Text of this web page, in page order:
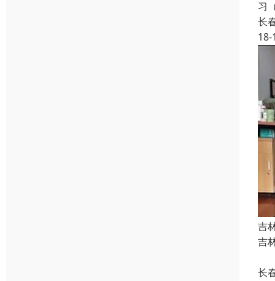
习
长
18-
吉
吉
长